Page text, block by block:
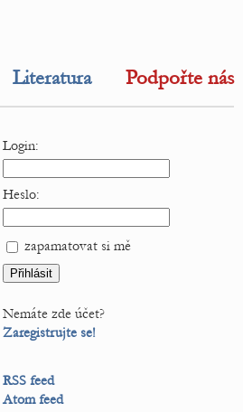
Literatura Podpořte nás
Login:
Heslo:
zapamatovat si mě
Nemáte zde účet?
Zaregistrujte se!
RSS feed
Atom feed